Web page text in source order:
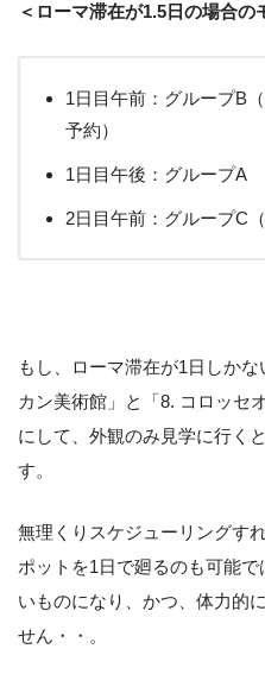
＜ローマ滞在が1.5日の場合
1日目午前：グループB
予約）
1日目午後：グループA
2日目午前：グループC
もし、ローマ滞在が1日しか
カン美術館」と「8. コロッセ
にして、外観のみ見学に行く
す。
無理くりスケジューリングす
ポットを1日で廻るのも可能
いものになり、かつ、体力的
せん・・。